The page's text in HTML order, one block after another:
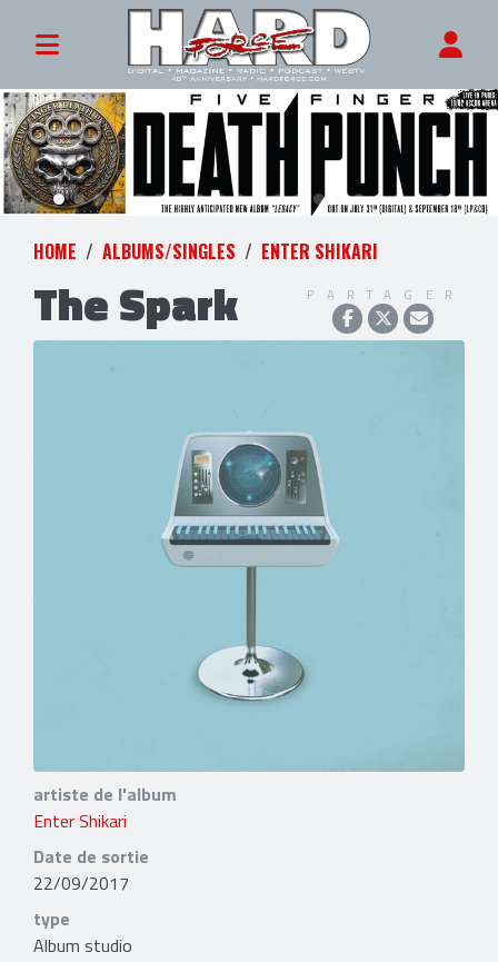
HOME ALBUMS/SINGLES ENTER SHIKARI
The Spark PARTAGER
artiste de l'album
Enter Shikari
Date de sortie
22/09/2017
type
Album studio